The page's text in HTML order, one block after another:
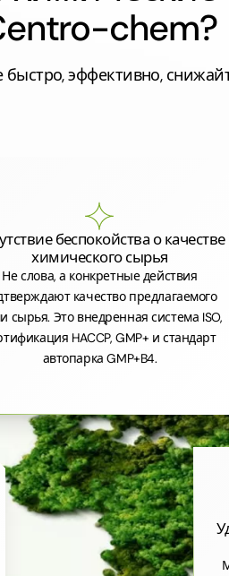
chem?
быстро, эффективно,
беспокойства о качестве
химического сырья
Не слова, а конкретные действия
качество предлагаемого
сырья. Это внедренная система ISO,
HACCP, GMP+ и стандарт
автопарка GMP+B4.